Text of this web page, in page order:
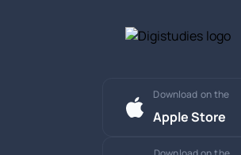
Download on the
Apple Store